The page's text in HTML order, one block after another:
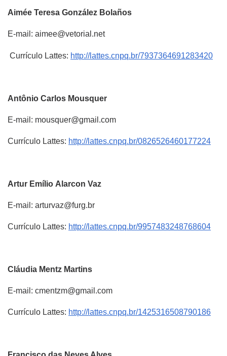
Aimée Teresa González Bolaños
E-mail: aimee@vetorial.net
Currículo Lattes: http://lattes.cnpq.br/7937364691283420
Antônio Carlos Mousquer
E-mail: mousquer@gmail.com
Currículo Lattes: http://lattes.cnpq.br/0826526460177224
Artur Emílio Alarcon Vaz
E-mail: arturvaz@furg.br
Currículo Lattes: http://lattes.cnpq.br/9957483248768604
Cláudia Mentz Martins
E-mail: cmentzm@gmail.com
Currículo Lattes: http://lattes.cnpq.br/1425316508790186